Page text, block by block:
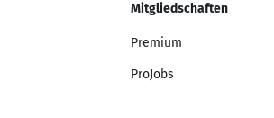
Mitgliedschaften
Premium
ProJobs